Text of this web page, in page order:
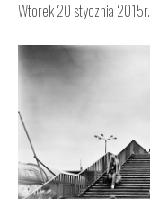
Wtorek 20 stycznia 2015r.